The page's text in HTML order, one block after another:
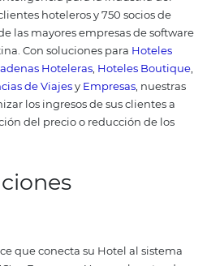
para potenciar tus estrategias
personas buscan hoteles con
culturales interesantes, que
sobre todo, que traen
Comprender la importancia de
y aplicar buenas prácticas de
resultados en el sector
hotelera!
leyendo
te